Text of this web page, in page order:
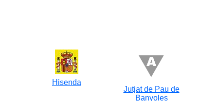
Hisenda
Jutjat de Pau de
Banyoles